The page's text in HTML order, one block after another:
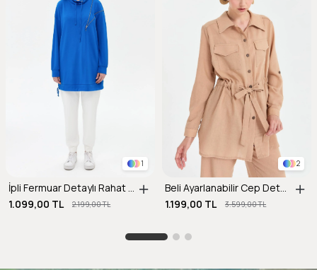
1
İpli Fermuar Detaylı Rahat Kalıp Tunik-SAX
1.099,00 TL
2.199,00 TL
2
Beli Ayarlanabilir Cep Detaylı Keten Tunik-CAMEL
1.199,00 TL
3.599,00 TL